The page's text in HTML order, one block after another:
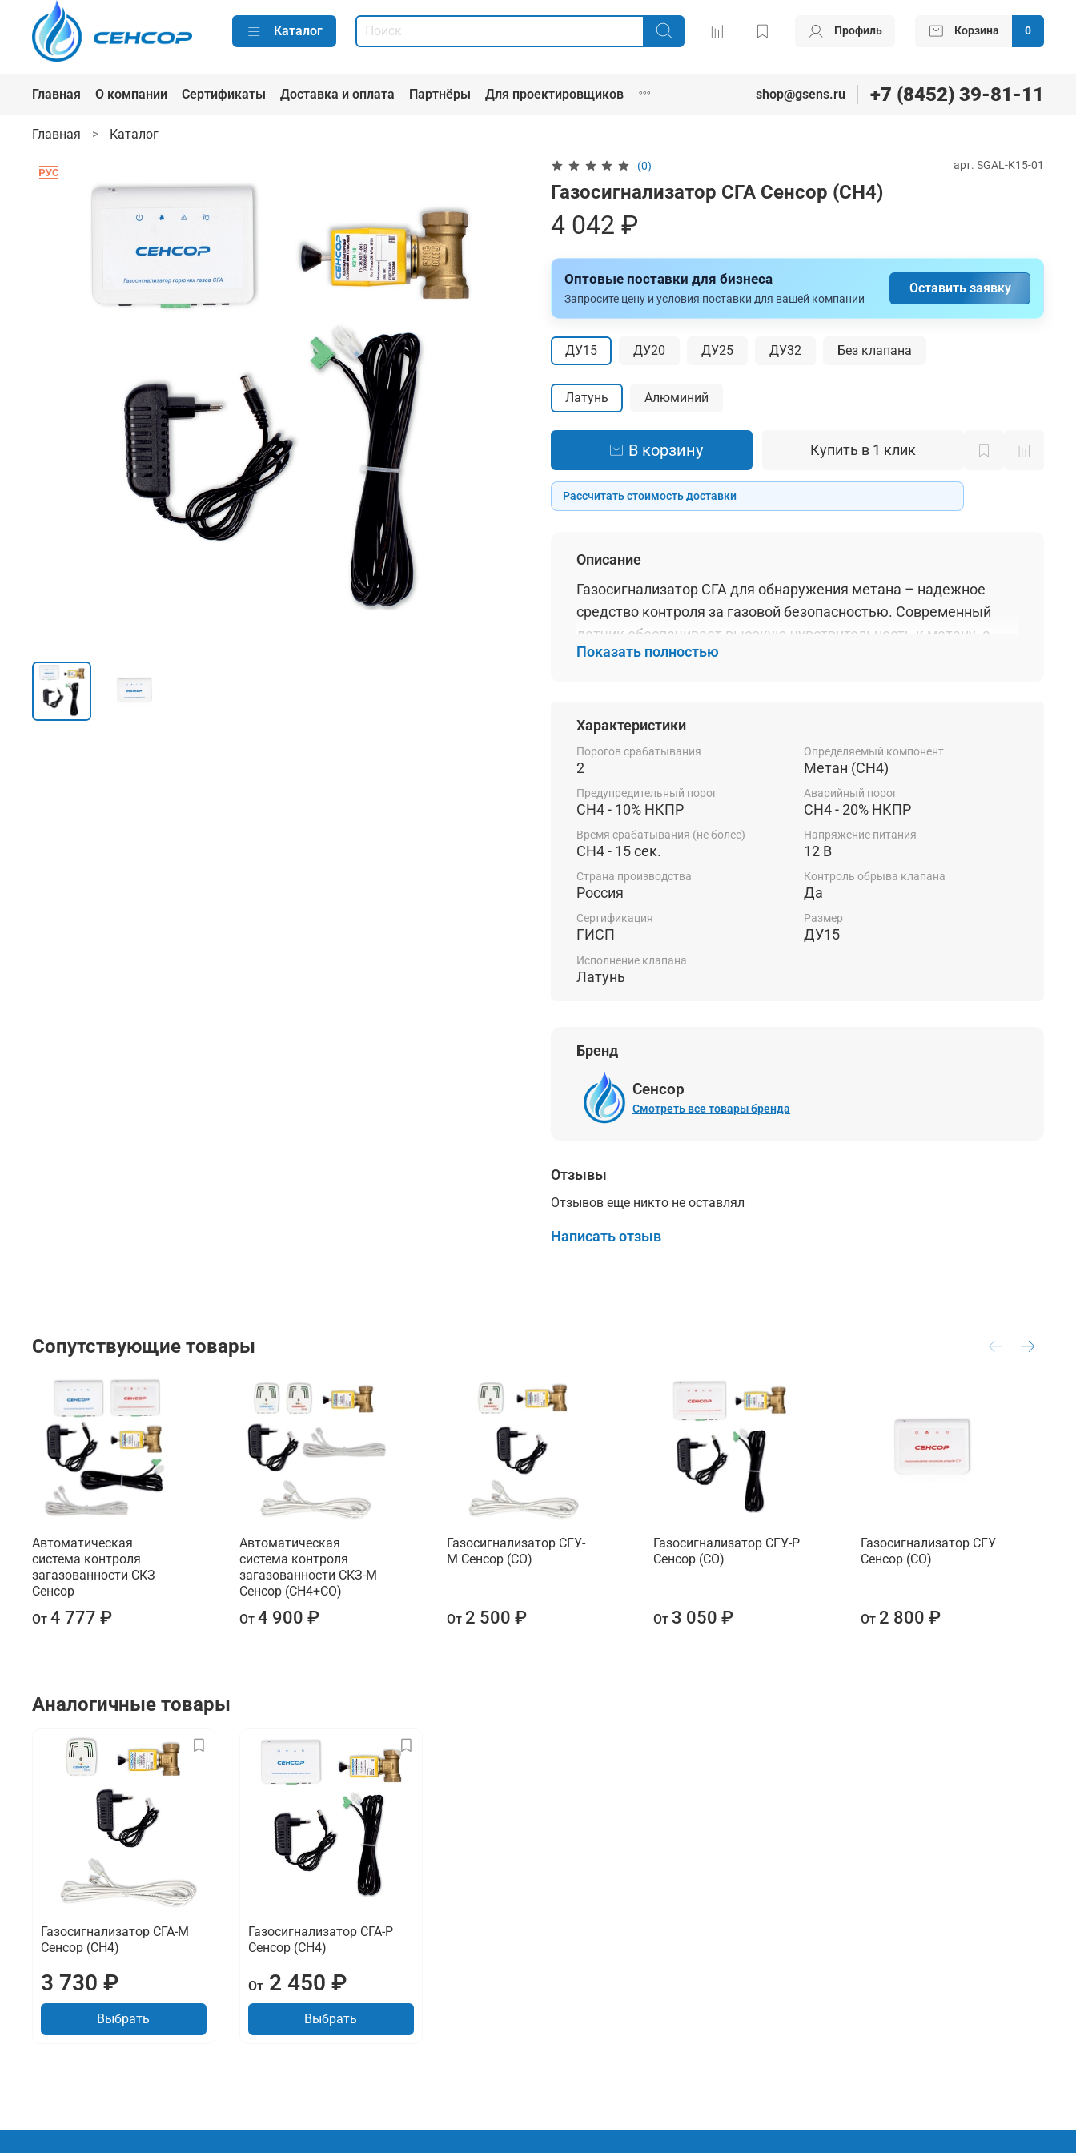
Каталог Профиль Корзина 0
Главная О компании Сертификаты Доставка и оплата Партнёры Для проектировщиков shop@gsens.ru +7 (8452) 39-81-11
Главная Каталог
(0) арт. SGAL-K15-01
Газосигнализатор СГА Сенсор (CH4)
4 042 ₽
Оптовые поставки для бизнеса
Запросите цену и условия поставки для вашей компании
Оставить заявку
ДУ15 ДУ20 ДУ25 ДУ32 Без клапана
Латунь Алюминий
В корзину Купить в 1 клик
Рассчитать стоимость доставки
Описание
Газосигнализатор СГА для обнаружения метана – надежное
средство контроля за газовой безопасностью. Современный
датчик обеспечивает высокую чувствительность к метану, а
компактный дизайн и легкость использования делают его
Инструкция по эксплуатации
Декларация СГХ
Декларация КЗГИ
Показать полностью
Характеристики
Порогов срабатывания
2
Определяемый компонент
Метан (СН4)
Предупредительный порог
СН4 - 10% НКПР
Аварийный порог
СН4 - 20% НКПР
Время срабатывания (не более)
СН4 - 15 сек.
Напряжение питания
12 В
Страна производства
Россия
Контроль обрыва клапана
Да
Сертификация
ГИСП
Размер
ДУ15
Исполнение клапана
Латунь
Бренд
Сенсор
Смотреть все товары бренда
Отзывы
Отзывов еще никто не оставлял
Написать отзыв
Сопутствующие товары
Автоматическая
система контроля
загазованности СКЗ
Сенсор
От 4 777 ₽
Автоматическая
система контроля
загазованности СКЗ-М
Сенсор (CH4+СО)
От 4 900 ₽
Газосигнализатор СГУ-
М Сенсор (СО)
От 2 500 ₽
Газосигнализатор СГУ-Р
Сенсор (СО)
От 3 050 ₽
Газосигнализатор СГУ
Сенсор (СО)
От 2 800 ₽
Аналогичные товары
Газосигнализатор СГА-М
Сенсор (CH4)
3 730 ₽
Выбрать
Газосигнализатор СГА-Р
Сенсор (CH4)
От2 450 ₽
Выбрать